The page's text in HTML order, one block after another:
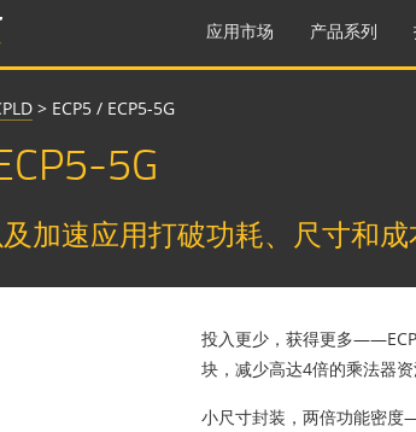
应用市场 产品系列
> ECP5 / ECP5-5G
5G
加速应用打破功耗、尺寸和
投入更少，获得更多
块，减少高达4倍的乘法器资
小尺寸封装，两倍功能密度